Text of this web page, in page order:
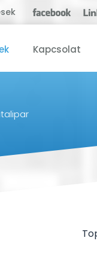
Kapcsolat